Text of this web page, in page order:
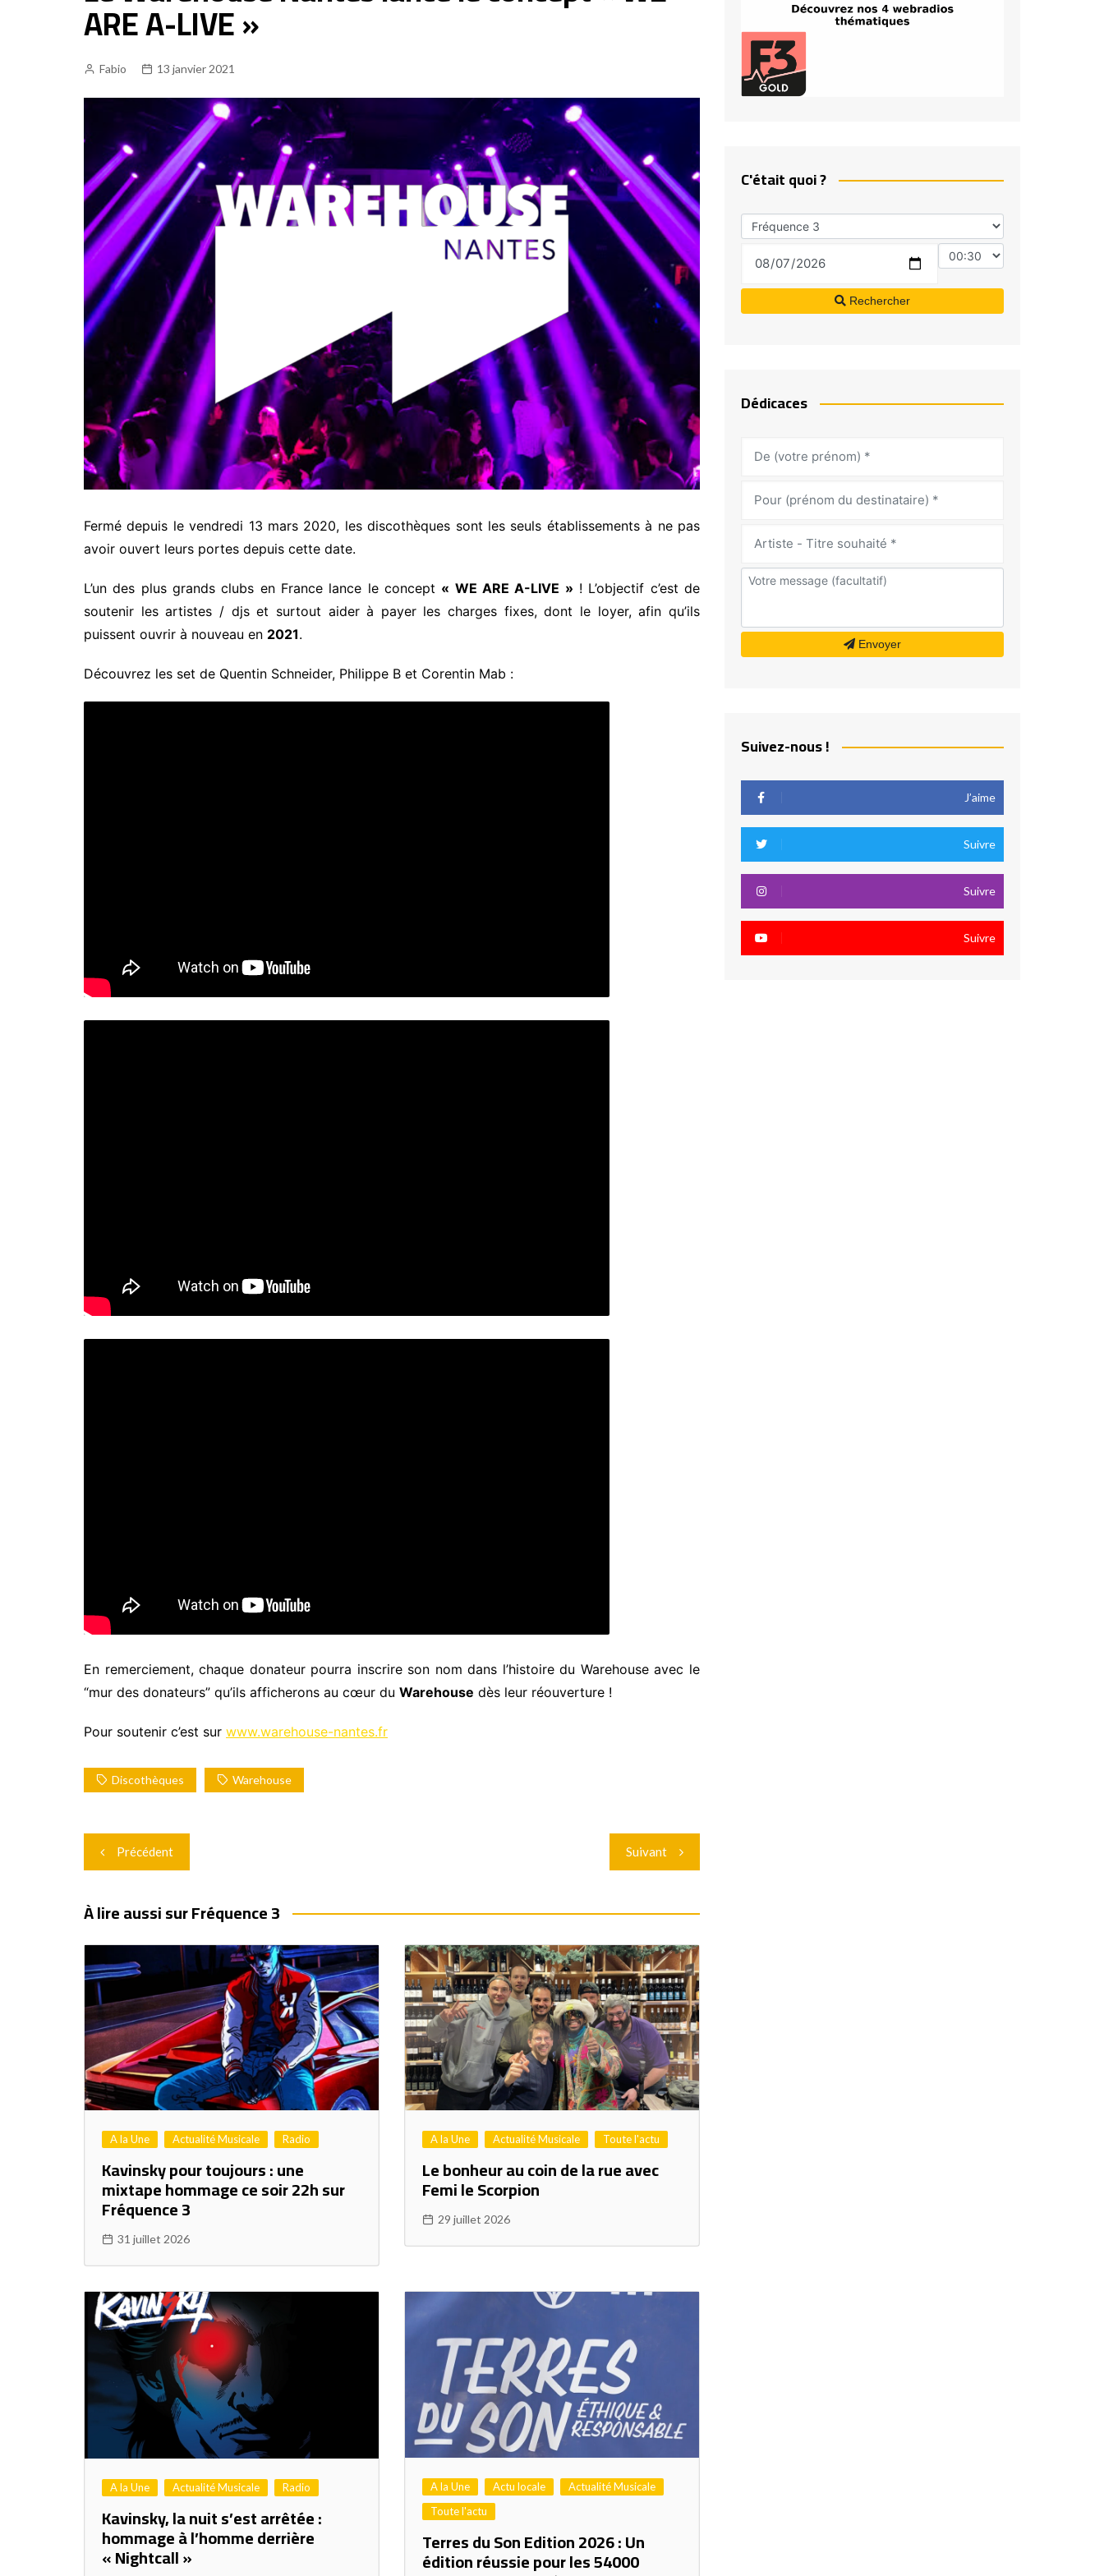
ARE A-LIVE »
Fabio 13 janvier 2021
Fermé depuis le vendredi 13 mars 2020, les discothèques sont les seuls établissements à ne pas
avoir ouvert leurs portes depuis cette date.
L’un des plus grands clubs en France lance le concept « WE ARE A-LIVE » ! L’objectif c’est de
soutenir les artistes / djs et surtout aider à payer les charges fixes, dont le loyer, afin qu’ils
puissent ouvrir à nouveau en 2021.
Découvrez les set de Quentin Schneider, Philippe B et Corentin Mab :
En remerciement, chaque donateur pourra inscrire son nom dans l’histoire du Warehouse avec le
“mur des donateurs” qu’ils afficherons au cœur du Warehouse dès leur réouverture !
Pour soutenir c’est sur www.warehouse-nantes.fr
Discothèques Warehouse
Navigation
de
l’article
Précédent Suivant
À lire aussi sur Fréquence 3
A la Une Actualité Musicale Radio
Kavinsky pour toujours : une
mixtape hommage ce soir 22h sur
Fréquence 3
31 juillet 2026
A la Une Actualité Musicale Toute l'actu
Le bonheur au coin de la rue avec
Femi le Scorpion
29 juillet 2026
A la Une Actualité Musicale Radio
Kavinsky, la nuit s’est arrêtée :
hommage à l’homme derrière
« Nightcall »
A la Une Actu locale
Actualité Musicale
Toute l'actu
Terres du Son Edition 2026 : Un
édition réussie pour les 54000
C'était quoi ?
Rechercher
Dédicaces
Envoyer
Suivez-nous !
J’aime
Suivre
Suivre
Suivre